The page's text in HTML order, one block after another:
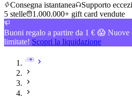
Consegna istantanea
Supporto
5 stelle
1.000.000+ gift card vendute
Buoni regalo a partire da 1 € 😱 Nuove
limitate! Scopri la liquidazione